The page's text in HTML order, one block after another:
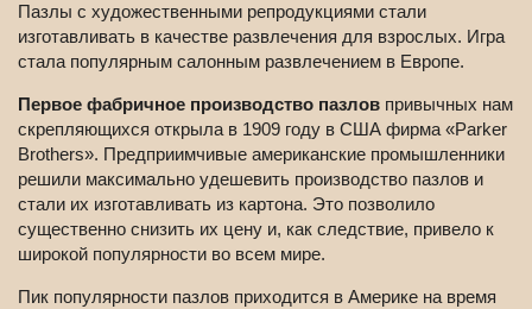
Пазлы с художественными репродукциями стали
изготавливать в качестве развлечения для взрослых. Игра
стала популярным салонным развлечением в Европе.
Первое фабричное производство пазлов привычных нам
скрепляющихся открыла в 1909 году в США фирма «Parker
Brothers». Предприимчивые американские промышленники
решили максимально удешевить производство пазлов и
стали их изготавливать из картона. Это позволило
существенно снизить их цену и, как следствие, привело к
широкой популярности во всем мире.
Пик популярности пазлов приходится в Америке на время